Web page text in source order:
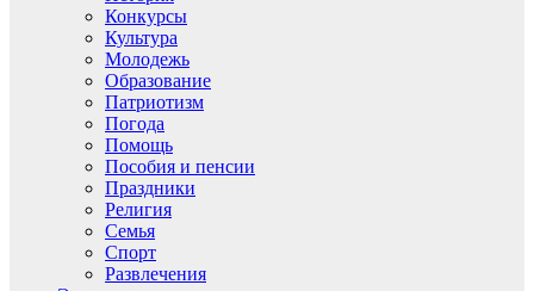
Конкурсы
Культура
Молодежь
Образование
Патриотизм
Погода
Помощь
Пособия и пенсии
Праздники
Религия
Семья
Спорт
Развлечения